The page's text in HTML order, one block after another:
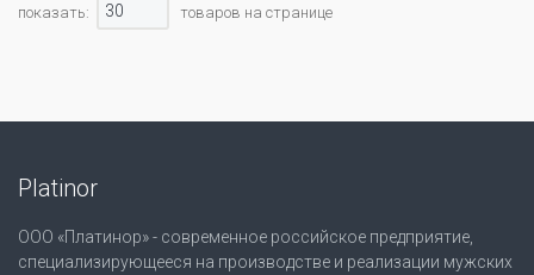
показать:
30 товаров на странице
Platinor
ООО «Платинор» - современное российское предприятие,
специализирующееся на производстве и реализации мужских